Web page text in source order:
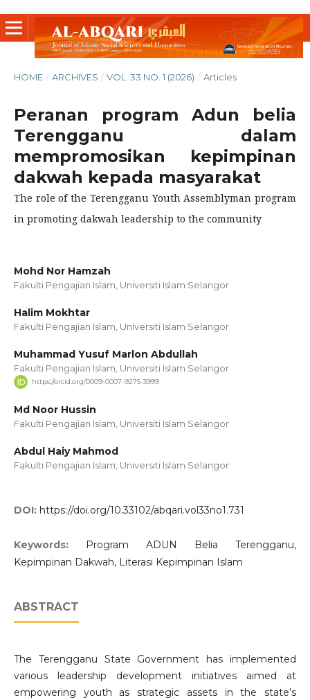
HOME / ARCHIVES / VOL. 33 NO. 1 (2026) / Articles
Peranan program Adun belia
Terengganu dalam
mempromosikan kepimpinan
dakwah kepada masyarakat
The role of the Terengganu Youth Assemblyman program
in promoting dakwah leadership to the community
Mohd Nor Hamzah
Fakulti Pengajian Islam, Universiti Islam Selangor
Halim Mokhtar
Fakulti Pengajian Islam, Universiti Islam Selangor
Muhammad Yusuf Marlon Abdullah
Fakulti Pengajian Islam, Universiti Islam Selangor
https://orcid.org/0009-0007-9275-3999
Md Noor Hussin
Fakulti Pengajian Islam, Universiti Islam Selangor
Abdul Haiy Mahmod
Fakulti Pengajian Islam, Universiti Islam Selangor
DOI: https://doi.org/10.33102/abqari.vol33no1.731
Keywords:
Program ADUN Belia Terengganu,
Kepimpinan Dakwah, Literasi Kepimpinan Islam
ABSTRACT
The Terengganu State Government has implemented
various leadership development initiatives aimed at
empowering youth as strategic assets in the state’s